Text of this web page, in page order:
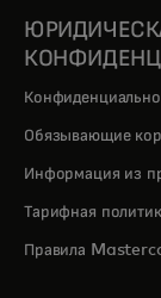
Обязывающие
Информация из
Тарифная
Правила